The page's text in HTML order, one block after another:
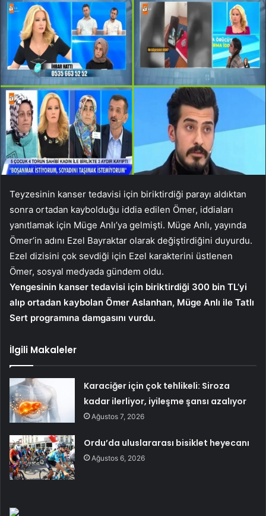
Teyzesinin kanser tedavisi için biriktirdiği parayı aldıktan
sonra ortadan kaybolduğu iddia edilen Ömer, iddiaları
yanıtlamak için Müge Anlı’ya gelmişti. Müge Anlı, yayında
Ömer’in adını Ezel Bayraktar olarak değiştirdiğini duyurdu.
Ezel dizisini çok sevdiği için Ezel karakterini üstlenen
Ömer, sosyal medyada gündem oldu.
Yengesinin kanser tedavisi için biriktirdiği 300 bin TL’yi
alıp ortadan kaybolan Ömer Aslanhan, Müge Anlı ile Tatlı
Sert programına damgasını vurdu.
İlgili Makaleler
Karaciğer için çok tehlikeli: Siroza
kadar ilerliyor, iyileşme şansı azalıyor
Ağustos 7, 2026
Ordu’da uluslararası bisiklet heyecanı
Ağustos 6, 2026